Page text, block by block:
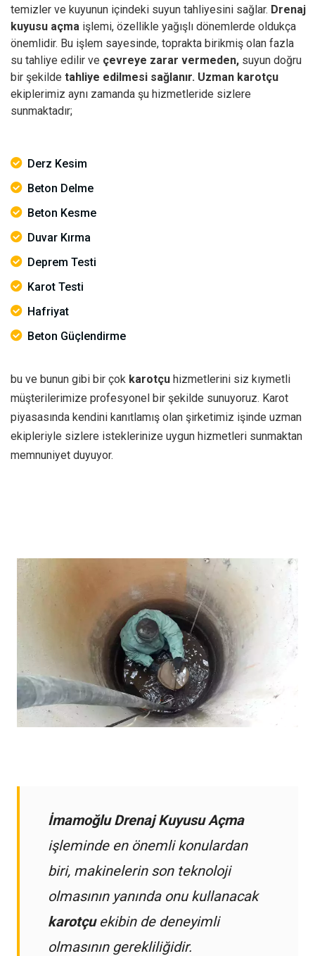
temizler ve kuyunun içindeki suyun tahliyesini sağlar. Drenaj
kuyusu açma işlemi, özellikle yağışlı dönemlerde oldukça
önemlidir. Bu işlem sayesinde, toprakta birikmiş olan fazla
su tahliye edilir ve çevreye zarar vermeden, suyun doğru
bir şekilde tahliye edilmesi sağlanır. Uzman karotçu
ekiplerimiz aynı zamanda şu hizmetleride sizlere
sunmaktadır;
Derz Kesim
Beton Delme
Beton Kesme
Duvar Kırma
Deprem Testi
Karot Testi
Hafriyat
Beton Güçlendirme
bu ve bunun gibi bir çok karotçu hizmetlerini siz kıymetli
müşterilerimize profesyonel bir şekilde sunuyoruz. Karot
piyasasında kendini kanıtlamış olan şirketimiz işinde uzman
ekipleriyle sizlere isteklerinize uygun hizmetleri sunmaktan
memnuniyet duyuyor.
İmamoğlu Drenaj Kuyusu Açma
işleminde en önemli konulardan
biri, makinelerin son teknoloji
olmasının yanında onu kullanacak
karotçuekibin de deneyimli
olmasının gerekliliğidir.